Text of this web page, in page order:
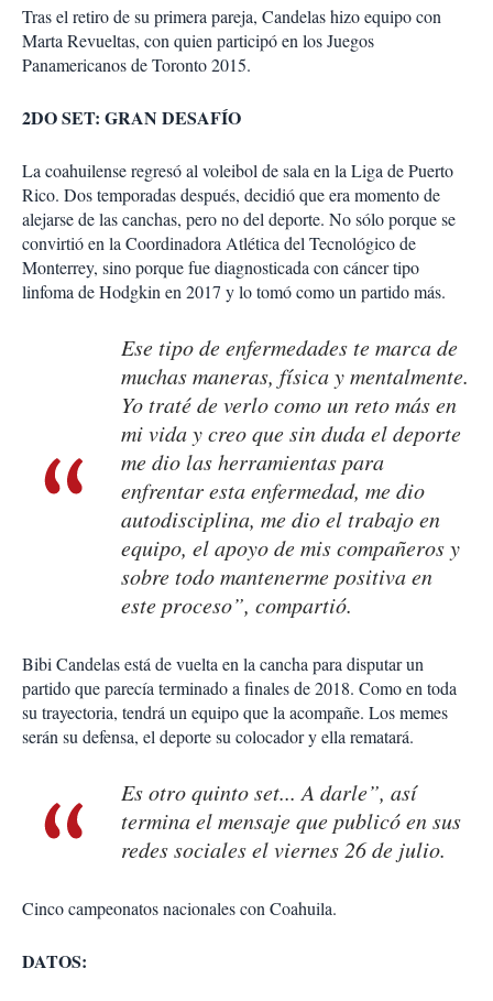
Tras el retiro de su primera pareja, Candelas hizo equipo con
Marta Revueltas, con quien participó en los Juegos
Panamericanos de Toronto 2015.
2DO SET: GRAN DESAFÍO
La coahuilense regresó al voleibol de sala en la Liga de Puerto
Rico. Dos temporadas después, decidió que era momento de
alejarse de las canchas, pero no del deporte. No sólo porque se
convirtió en la Coordinadora Atlética del Tecnológico de
Monterrey, sino porque fue diagnosticada con cáncer tipo
linfoma de Hodgkin en 2017 y lo tomó como un partido más.
Ese tipo de enfermedades te marca de
muchas maneras, física y mentalmente.
Yo traté de verlo como un reto más en
mi vida y creo que sin duda el deporte
me dio las herramientas para
enfrentar esta enfermedad, me dio
autodisciplina, me dio el trabajo en
equipo, el apoyo de mis compañeros y
sobre todo mantenerme positiva en
este proceso”, compartió.
Bibi Candelas está de vuelta en la cancha para disputar un
partido que parecía terminado a finales de 2018. Como en toda
su trayectoria, tendrá un equipo que la acompañe. Los memes
serán su defensa, el deporte su colocador y ella rematará.
Es otro quinto set... A darle”, así
termina el mensaje que publicó en sus
redes sociales el viernes 26 de julio.
Cinco campeonatos nacionales con Coahuila.
DATOS: